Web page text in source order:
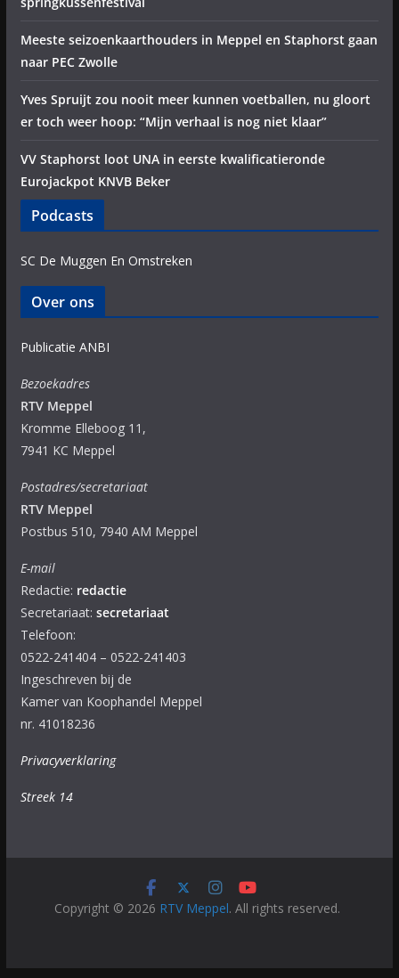
Meeste seizoenkaarthouders in Meppel en Staphorst gaan
naar PEC Zwolle
Yves Spruijt zou nooit meer kunnen voetballen, nu gloort
er toch weer hoop: “Mijn verhaal is nog niet klaar”
VV Staphorst loot UNA in eerste kwalificatieronde
Eurojackpot KNVB Beker
Podcasts
SC De Muggen En Omstreken
Over ons
Publicatie ANBI
Bezoekadres
RTV Meppel
Kromme Elleboog 11,
7941 KC Meppel
Postadres/secretariaat
RTV Meppel
Postbus 510, 7940 AM Meppel
E-mail
Redactie: redactie
Secretariaat: secretariaat
Telefoon:
0522-241404 – 0522-241403
Ingeschreven bij de
Kamer van Koophandel Meppel
nr. 41018236
Privacyverklaring
Streek 14
Copyright © 2026 RTV Meppel. All rights reserved.